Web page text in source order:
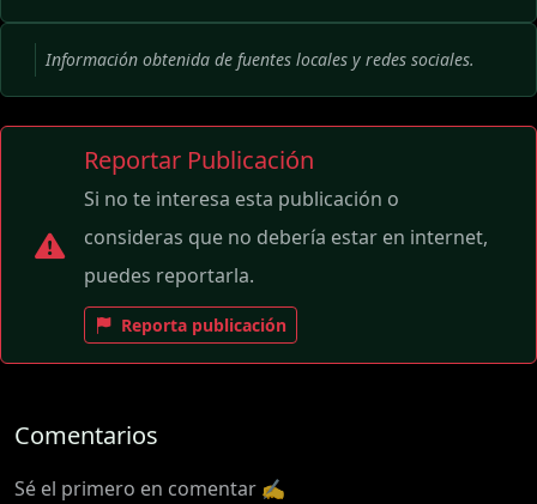
Información obtenida de fuentes locales y redes sociales.
Reportar Publicación
Si no te interesa esta publicación o
consideras que no debería estar en internet,
puedes reportarla.
Reporta publicación
Comentarios
Sé el primero en comentar ✍️